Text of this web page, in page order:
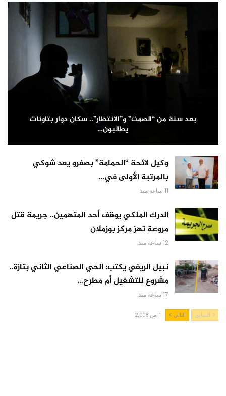
بعد سنة من “الصمت” و”الانتظار”.. سكان دوار بتاونات
يطالبون…
وكيل لائحة “الحمامة” بصفرو يعد شوكي
بالمرتبة الأولى في…
11 ساعة منذ
الدرك الملكي يوقف أحد المتهمين.. جريمة قتل
مروعة تهز مركز بوزملان
12 ساعة منذ
نبيل الريفي يكتب: الحي الصناعي الثاني بتازة..
مشروع للتشغيل أم مطرح…
17 ساعة منذ
السابق التالي 1 من 2,008